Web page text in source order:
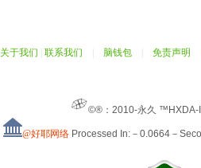
关于我们 联系我们 脑钱包 免责声明
©®：2010-永久
@好耶网络 Processed In:－0.0664－